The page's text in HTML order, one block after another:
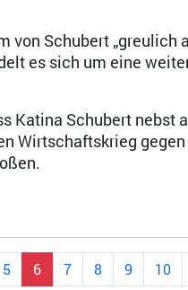
von Schubert
es sich um eine
Katina Schubert
Wirtschaftskrieg
5 6 7 8 9 10